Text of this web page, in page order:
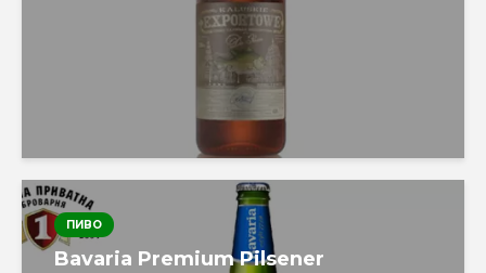
ПИВО
Bavaria Premium Pilsener